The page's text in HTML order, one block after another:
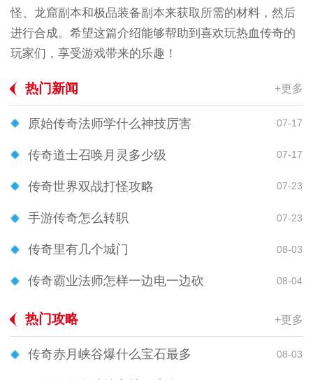
怪、龙窟副本和极品装备副本来获取所需的材料，然后
进行合成。希望这篇介绍能够帮助到喜欢玩热血传奇的
玩家们，享受游戏带来的乐趣！
热门新闻 +更多
原始传奇法师学什么神技厉害 07-17
传奇道士召唤月灵多少级 07-17
传奇世界双战打怪攻略 07-23
手游传奇怎么转职 07-23
传奇里有几个城门 08-03
传奇霸业法师怎样一边电一边砍 08-04
热门攻略 +更多
传奇赤月峡谷爆什么宝石最多 08-03